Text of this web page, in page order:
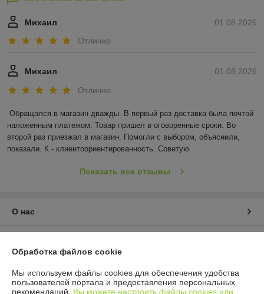
01.08.2026
Михаил
Отлично
01.08.2026
Михаил
Отлично
Обращался в магазин дважды. В первый раз доставка была почтой
наложенным платежом. Товар пришел в оговоренные сроки. Во
второй раз приезжал в магазин. Помогли с выбором, объяснили,
показали. К - клиентоориентированность. Советую.
Показать все отзывы
О нас
Обработка файлов cookie
Мы используем файлы cookies для обеспечения удобства
пользователей портала и предоставления персональных
рекомендаций. Вы можете настроить файлы cookies или